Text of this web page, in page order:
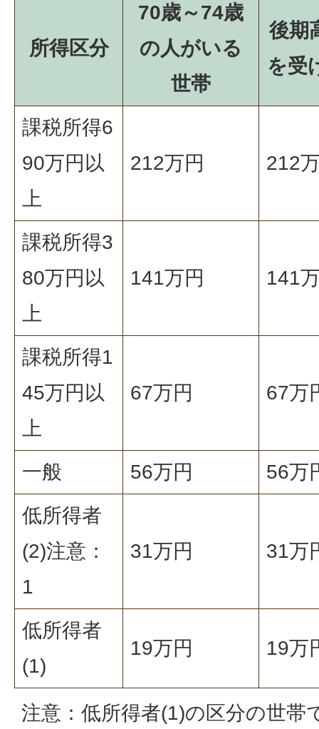
所得区分
70歳～74歳
の人がいる
世帯
後期
を受
課税所得6
90万円以
上
212万円 212
課税所得3
80万円以
上
141万円 141
課税所得1
45万円以
上
67万円 67万
一般 56万円
56万
低所得者
(2)注意：
1
31万円 31万
低所得者
(1)
19万円 19万
注意：低所得者(1)の区分の世帯